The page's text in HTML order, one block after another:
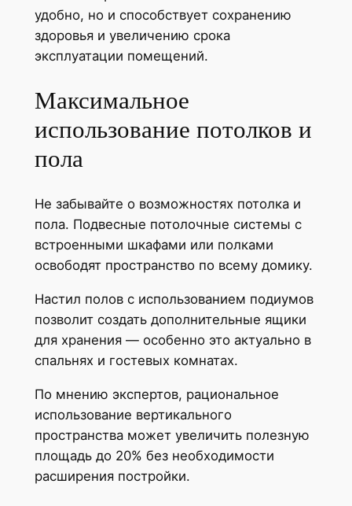
удобно, но и способствует сохранению
здоровья и увеличению срока
эксплуатации помещений.
Максимальное
использование потолков и
пола
Не забывайте о возможностях потолка и
пола. Подвесные потолочные системы с
встроенными шкафами или полками
освободят пространство по всему домику.
Настил полов с использованием подиумов
позволит создать дополнительные ящики
для хранения — особенно это актуально в
спальнях и гостевых комнатах.
По мнению экспертов, рациональное
использование вертикального
пространства может увеличить полезную
площадь до 20% без необходимости
расширения постройки.